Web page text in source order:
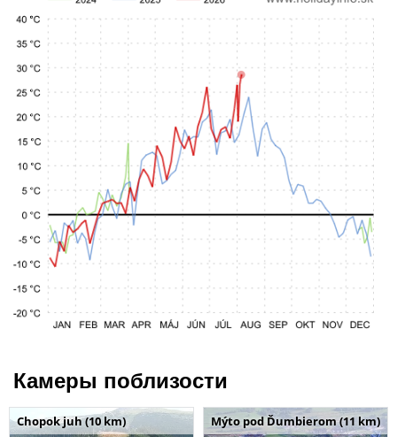
Камеры поблизости
Chopok juh (10 km) Mýto pod Ďumbierom (11 km)